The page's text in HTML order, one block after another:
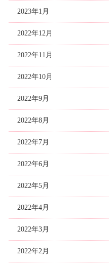
2023年1月
2022年12月
2022年11月
2022年10月
2022年9月
2022年8月
2022年7月
2022年6月
2022年5月
2022年4月
2022年3月
2022年2月